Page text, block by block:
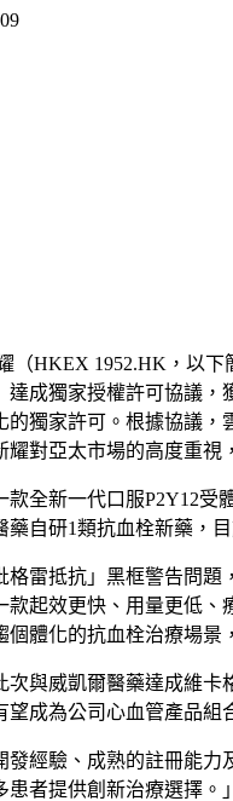
（HKEX 1952.HK，以下
達成獨家授權許可協議，
獨家許可。根據協議
對亞太市場的高度重
全新一代口服P2Y12
自研1類抗血栓新藥，
格雷抵抗 」 黑框警告問題
款起效更快、用量更低
體化的抗血栓治療場景
次與威凱爾醫藥達成維卡
成為公司心血管產品組
經驗、成熟的註冊能
者提供創新治療選擇。 」